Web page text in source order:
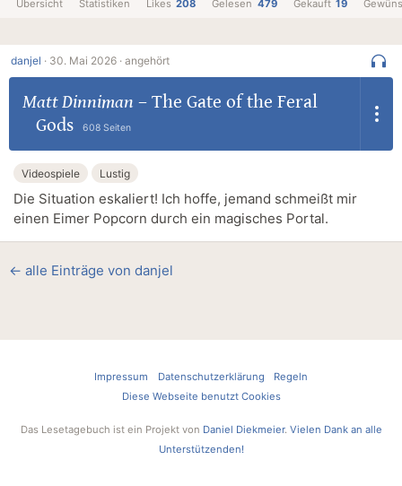
Übersicht Statistiken Likes 208 Gelesen 479 Gekauft 19
danjel · 30. Mai 2026 · angehört
Matt Dinniman – The Gate of the Feral
Gods
608 Seiten
Videospiele Lustig
Die Situation eskaliert! Ich hoffe, jemand schmeißt mir
einen Eimer Popcorn durch ein magisches Portal.
← alle Einträge von danjel
Impressum Datenschutzerklärung
Regeln
Diese Webseite benutzt Cookies
Das Lesetagebuch ist ein Projekt von Daniel Diekmeier. Vielen Dank an alle
Unterstützenden!